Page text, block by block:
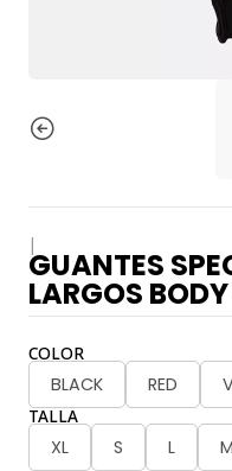
|
GUANTES
LARGOS
COLOR
BLACK RED
TALLA
XL S L M